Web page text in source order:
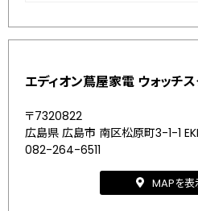
エディオン蔦屋家電 ウォッチ
〒7320822
広島県 広島市 南区松原町3-1-1
082-264-6511
MAPを表